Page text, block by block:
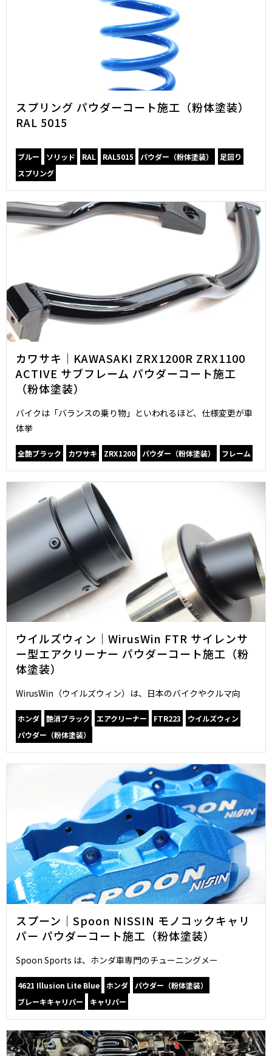
スプリング パウダーコート施工（粉体塗装）
RAL 5015
ブルー ソリッド RAL RAL5015 パウダー（粉体塗装）
足回り
スプリング
カワサキ｜KAWASAKI ZRX1200R ZRX1100
ACTIVE サブフレーム パウダーコート施工
（粉体塗装）
バイクは「バランスの乗り物」といわれるほど、仕様変更が車
体挙
全艶ブラック カワサキ ZRX1200 パウダー（粉体塗装） フレーム
ウイルズウィン｜WirusWin FTR サイレンサ
ー型エアクリーナー パウダーコート施工（粉
体塗装）
WirusWin（ウイルズウィン）は、日本のバイクやクルマ向
ホンダ 艶消ブラック エアクリーナー FTR223
ウイルズウィン
パウダー（粉体塗装）
スプーン｜Spoon NISSIN モノコックキャリ
パー パウダーコート施工（粉体塗装）
Spoon Sports は、ホンダ車専門のチューニングメー
4621 Illusion Lite Blue ホンダ
パウダー（粉体塗装）
ブレーキキャリパー
キャリパー